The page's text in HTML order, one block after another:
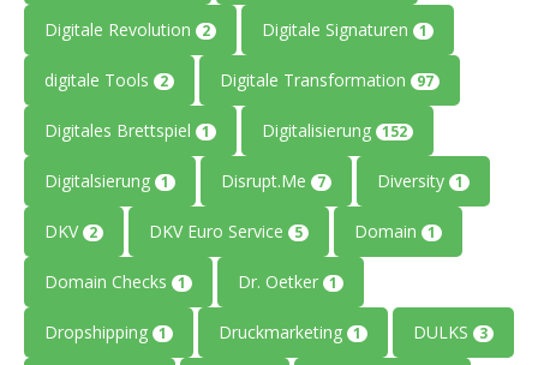
Digitale Revolution 2 Digitale Signaturen 1
digitale Tools 2 Digitale Transformation 97
Digitales Brettspiel 1 Digitalisierung 152
Digitalsierung 1 Disrupt.Me 7 Diversity 1
DKV 2 DKV Euro Service 5 Domain 1
Domain Checks 1 Dr. Oetker 1
Dropshipping 1 Druckmarketing 1 DULKS 3